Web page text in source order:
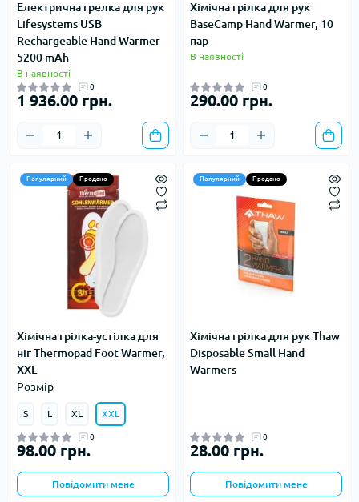
Електрична грелка для рук
Lifesystems USB
Rechargeable Hand Warmer
5200 mAh
В наявності
0
1 936.00 грн.
Хімічна грілка для рук
BaseCamp Hand Warmer, 10
пар
В наявності
0
290.00 грн.
Популярний Продано
Хімічна грілка-устілка для
ніг Thermopad Foot Warmer,
XXL
Розмір
S L XL XXL
0
98.00 грн.
Повідомити мене
Популярний Продано
Хімічна грілка для рук Thaw
Disposable Small Hand
Warmers
0
28.00 грн.
Повідомити мене